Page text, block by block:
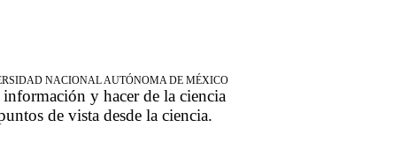
NACIONAL AUTÓNOMA DE MÉXICO
y hacer de la ciencia
de vista desde la ciencia.